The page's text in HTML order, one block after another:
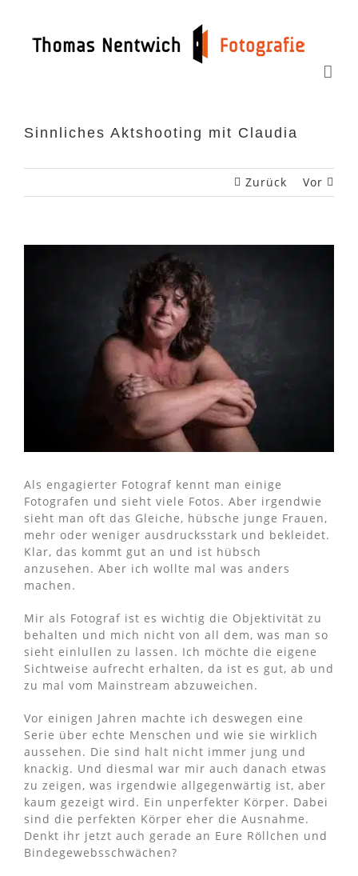
springen
Sinnliches Aktshooting mit Claudia
Zurück Vor
Als engagierter Fotograf kennt man einige
Fotografen und sieht viele Fotos. Aber irgendwie
sieht man oft das Gleiche, hübsche junge Frauen,
mehr oder weniger ausdrucksstark und bekleidet.
Klar, das kommt gut an und ist hübsch
anzusehen. Aber ich wollte mal was anders
machen.
Mir als Fotograf ist es wichtig die Objektivität zu
behalten und mich nicht von all dem, was man so
sieht einlullen zu lassen. Ich möchte die eigene
Sichtweise aufrecht erhalten, da ist es gut, ab und
zu mal vom Mainstream abzuweichen.
Vor einigen Jahren machte ich deswegen eine
Serie über echte Menschen und wie sie wirklich
aussehen. Die sind halt nicht immer jung und
knackig. Und diesmal war mir auch danach etwas
zu zeigen, was irgendwie allgegenwärtig ist, aber
kaum gezeigt wird. Ein unperfekter Körper. Dabei
sind die perfekten Körper eher die Ausnahme.
Denkt ihr jetzt auch gerade an Eure Röllchen und
Bindegewebsschwächen?